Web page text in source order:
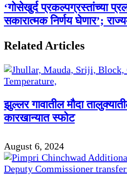
‘गोसेखुर्द प्रकल्पग्रस्तांच्या
सकारात्मक निर्णय घेणार’;
Related Articles
झुल्लर गावातील मौदा
कारखान्यात स्फोट
August 6, 2024